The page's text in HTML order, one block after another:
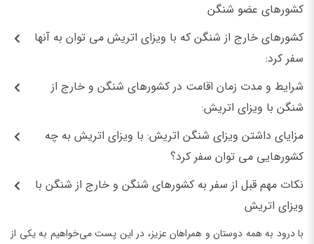
کشورهای عضو شنگن
کشورهای خارج از شنگن که با ویزای اتریش می توان به آنها
سفر کرد:
شرایط و مدت زمان اقامت در کشورهای شنگن و خارج از
شنگن با ویزای اتریش:
مزایای داشتن ویزای شنگن اتریش: با ویزای اتریش به چه
کشورهایی می توان سفر کرد؟
نکات مهم قبل از سفر به کشورهای شنگن و خارج از شنگن با
ویزای اتریش
با درود به همه دوستان و همراهان عزیز، در این پست می‌خواهیم به یکی از